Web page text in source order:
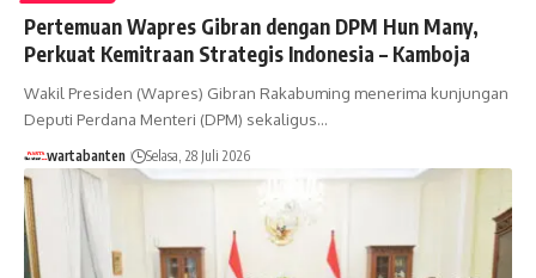
Pertemuan Wapres Gibran dengan DPM Hun Many,
Perkuat Kemitraan Strategis Indonesia – Kamboja
Wakil Presiden (Wapres) Gibran Rakabuming menerima kunjungan
Deputi Perdana Menteri (DPM) sekaligus…
wartabanten Selasa, 28 Juli 2026